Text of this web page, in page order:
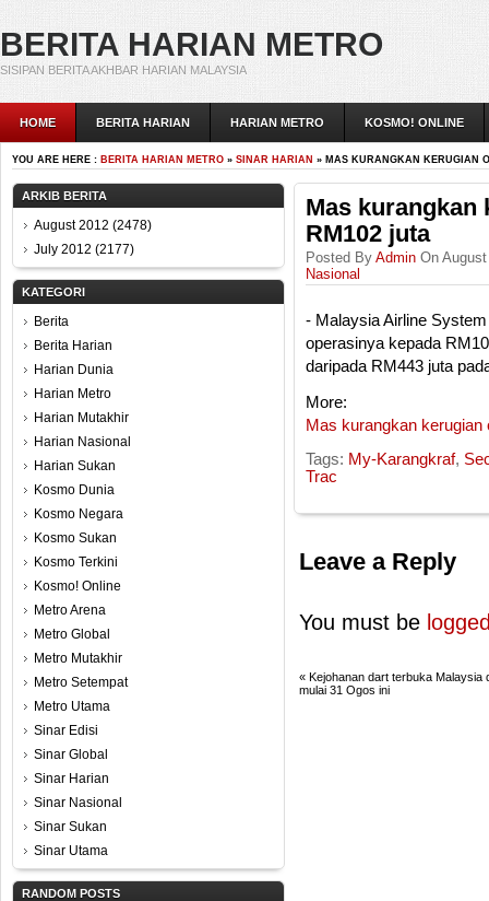
BERITA HARIAN METRO
SISIPAN BERITA AKHBAR HARIAN MALAYSIA
HOME BERITA HARIAN HARIAN METRO KOSMO! ONLINE
YOU ARE HERE : BERITA HARIAN METRO » SINAR HARIAN » MAS KURANGKAN KERUGIAN
ARKIB BERITA
August 2012 (2478)
July 2012 (2177)
KATEGORI
Berita
Berita Harian
Harian Dunia
Harian Metro
Harian Mutakhir
Harian Nasional
Harian Sukan
Kosmo Dunia
Kosmo Negara
Kosmo Sukan
Kosmo Terkini
Kosmo! Online
Metro Arena
Metro Global
Metro Mutakhir
Metro Setempat
Metro Utama
Sinar Edisi
Sinar Global
Sinar Harian
Sinar Nasional
Sinar Sukan
Sinar Utama
RANDOM POSTS
Mas kurangkan
RM102 juta
Posted By Admin On
Nasional
- Malaysia Airline
operasinya kepada
daripada RM443 juta
More:
Mas kurangkan
Tags: My-Karangkraf,
Trac
Leave a Reply
You must be
« Kejohanan dart terbuka Malaysia
mulai 31 Ogos ini